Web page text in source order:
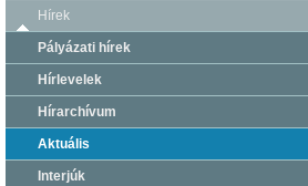
Hírek
Pályázati hírek
Hírlevelek
Hírarchívum
Aktuális
Interjúk